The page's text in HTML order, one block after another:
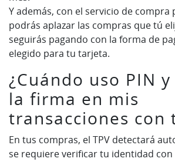
Y además, con el servicio de compra
podrás aplazar las compras que tú
seguirás pagando con la forma de
elegido para tu tarjeta.
¿Cuándo uso PIN
la firma en mis
transacciones con
En tus compras, el TPV detectará
se requiere verificar tu identidad con